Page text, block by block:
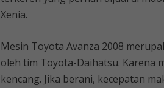
Xenia.
Mesin Toyota Avanza 2008
oleh tim Toyota-Daihatsu. Karena
kencang. Jika berani, kecepatan